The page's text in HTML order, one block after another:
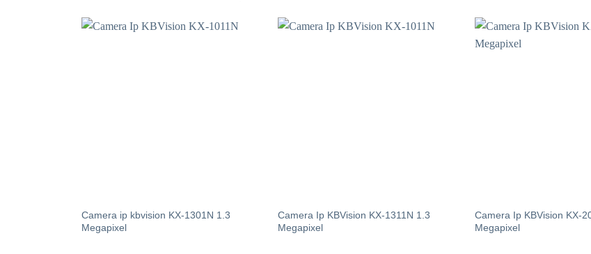
Camera ip kbvision KX-1301N 1.3
Megapixel
Camera Ip KBVision KX-1311N 1.3
Megapixel
Camera Ip KBVision KX-
Megapixel